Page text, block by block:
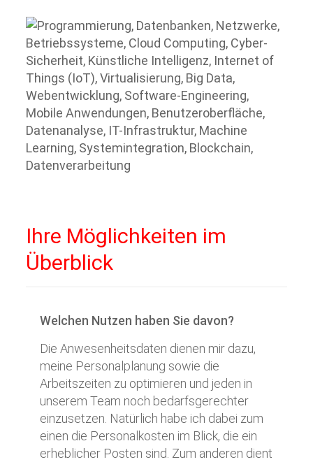
Ihre Möglichkeiten im
Überblick
Welchen Nutzen haben Sie davon?
Die Anwesenheitsdaten dienen mir dazu,
meine Personalplanung sowie die
Arbeitszeiten zu optimieren und jeden in
unserem Team noch bedarfsgerechter
einzusetzen. Natürlich habe ich dabei zum
einen die Personalkosten im Blick, die ein
erheblicher Posten sind. Zum anderen dient